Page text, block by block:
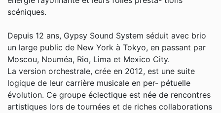
scéniques.
Depuis 12 ans, Gypsy Sound System séduit avec brio
un large public de New York à Tokyo, en passant par
Moscou, Nouméa, Rio, Lima et Mexico City.
La version orchestrale, crée en 2012, est une suite
logique de leur carrière musicale en per- pétuelle
évolution. Ce groupe éclectique est née de rencontres
artistiques lors de tournées et de riches collaborations